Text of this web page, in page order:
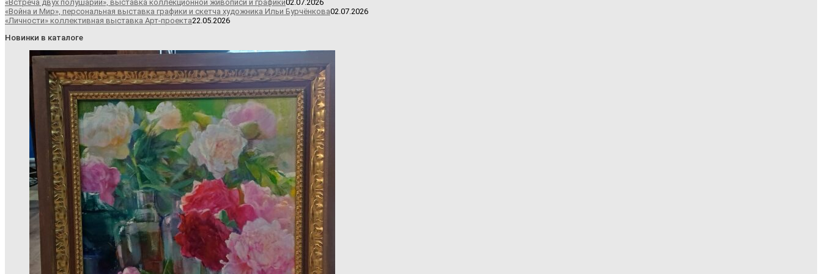
«Встреча двух полушарий», выставка коллекционной живописи и графики02.07.2026
«Война и Мир», персональная выставка графики и скетча художника Ильи Бурчёнкова02.07.2026
«Личности» коллективная выставка Арт-проекта22.05.2026
Новинки в каталоге